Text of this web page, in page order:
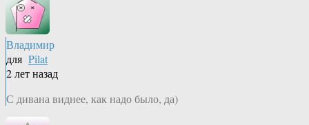
Владимир
для Pilat
2 лет назад
С дивана виднее, как надо было, да)